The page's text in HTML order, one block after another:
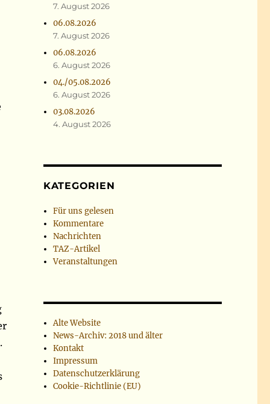
7. August 2026
06.08.2026
7. August 2026
06.08.2026
6. August 2026
04./05.08.2026
6. August 2026
03.08.2026
4. August 2026
KATEGORIEN
Für uns gelesen
Kommentare
Nachrichten
TAZ-Artikel
Veranstaltungen
Alte Website
News-Archiv: 2018 und älter
Kontakt
Impressum
Datenschutzerklärung
Cookie-Richtlinie (EU)